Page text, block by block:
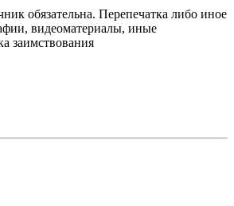
обязательна. Перепечатка либо иное
видеоматериалы, иные
заимствования